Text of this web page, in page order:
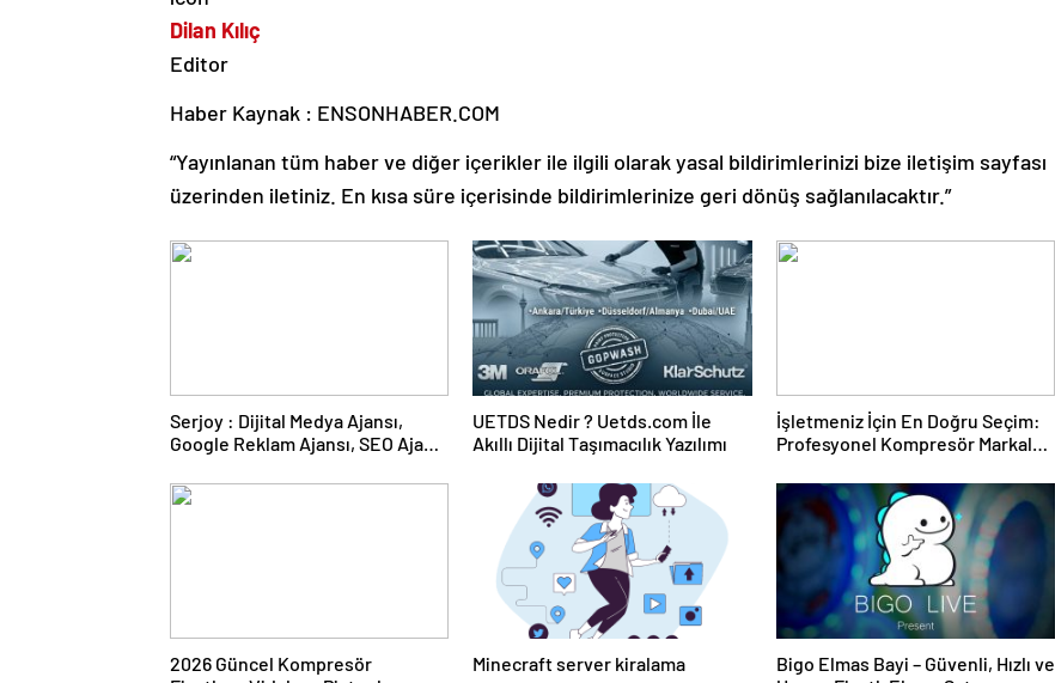
Dilan Kılıç
Editor
Haber Kaynak : ENSONHABER.COM
“Yayınlanan tüm haber ve diğer içerikler ile ilgili olarak yasal bildirimlerinizi bize iletişim sayfası
üzerinden iletiniz. En kısa süre içerisinde bildirimlerinize geri dönüş sağlanılacaktır.”
Serjoy : Dijital Medya Ajansı,
Google Reklam Ajansı, SEO Ajansı
UETDS Nedir ? Uetds.com İle
Akıllı Dijital Taşımacılık Yazılımı
İşletmeniz İçin En Doğru Seçim:
Profesyonel Kompresör Markaları
2026 Güncel Kompresör
Minecraft server kiralama
Bigo Elmas Bayi – Güvenli, Hızlı ve